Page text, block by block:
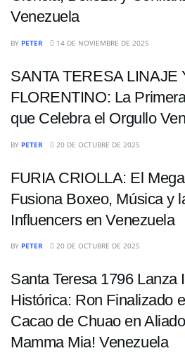
Venezuela
BY PETER 14 DE NOVIEMBRE DE 2025
SANTA TERESA LINAJE
FLORENTINO: La
que Celebra el Orgullo
BY PETER 20 DE OCTUBRE DE 2025
FURIA CRIOLLA: El
Fusiona Boxeo, Música y
Influencers en Venezuela
BY PETER 20 DE OCTUBRE DE 2025
Santa Teresa 1796 Lanza
Histórica: Ron Finalizado
Cacao de Chuao en
Mamma Mia! Venezuela